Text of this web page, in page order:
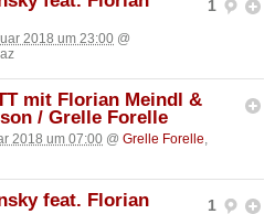
1
2018 um 23:00 @
mit Florian Meindl &
/ Grelle Forelle
2018 um 07:00 @ Grelle Forelle
1
feat. Florian